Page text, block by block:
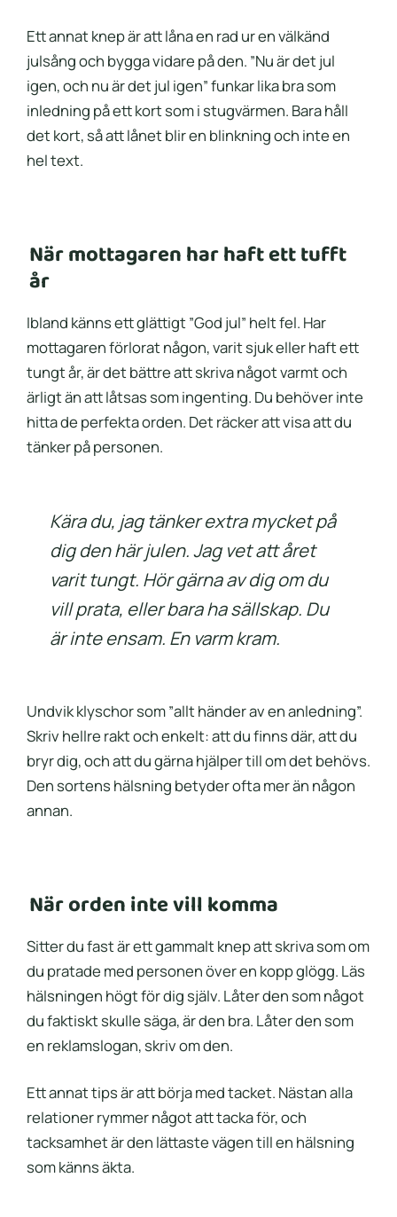
Ett annat knep är att låna en rad ur en välkänd
julsång och bygga vidare på den. ”Nu är det jul
igen, och nu är det jul igen” funkar lika bra som
inledning på ett kort som i stugvärmen. Bara håll
det kort, så att lånet blir en blinkning och inte en
hel text.
När mottagaren har haft ett tufft
år
Ibland känns ett glättigt ”God jul” helt fel. Har
mottagaren förlorat någon, varit sjuk eller haft ett
tungt år, är det bättre att skriva något varmt och
ärligt än att låtsas som ingenting. Du behöver inte
hitta de perfekta orden. Det räcker att visa att du
tänker på personen.
Kära du, jag tänker extra mycket på
dig den här julen. Jag vet att året
varit tungt. Hör gärna av dig om du
vill prata, eller bara ha sällskap. Du
är inte ensam. En varm kram.
Undvik klyschor som ”allt händer av en anledning”.
Skriv hellre rakt och enkelt: att du finns där, att du
bryr dig, och att du gärna hjälper till om det behövs.
Den sortens hälsning betyder ofta mer än någon
annan.
När orden inte vill komma
Sitter du fast är ett gammalt knep att skriva som om
du pratade med personen över en kopp glögg. Läs
hälsningen högt för dig själv. Låter den som något
du faktiskt skulle säga, är den bra. Låter den som
en reklamslogan, skriv om den.
Ett annat tips är att börja med tacket. Nästan alla
relationer rymmer något att tacka för, och
tacksamhet är den lättaste vägen till en hälsning
som känns äkta.